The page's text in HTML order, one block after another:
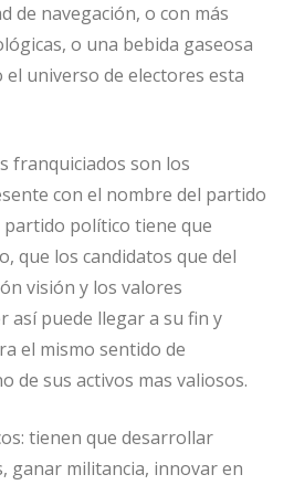
de navegación, o con más
o una bebida gaseosa
universo de electores esta
franquiciados son los
con el nombre del partido
político tiene que
que los candidatos que del
visión y los valores
así puede llegar a su fin y
el mismo sentido de
de sus activos mas valiosos.
tienen que desarrollar
ganar militancia, innovar en